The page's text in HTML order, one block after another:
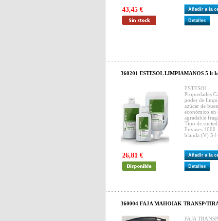
43,45 € Añadir a la
Detalles
360201 ESTESOL LIMPIAMANOS 5 lt
ESTESOL
Propiedades
poder de
azúcar de
económico
agradable
Tipo de
Envases
blanda (V) 5-
26,81 € Añadir a la
Detalles
360004 FAJA MAHOIAK TRANSP/
FAJA